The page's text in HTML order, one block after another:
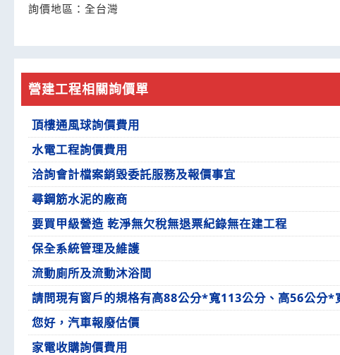
詢價地區： 全台灣
營建工程相關詢價單
頂樓通風球詢價費用
水電工程詢價費用
洽詢會計檔案銷毀委託服務及報價事宜
尋鋼筋水泥的廠商
要買甲級營造 乾淨無欠稅無退票紀錄無在建工程
保全系統管理及維護
流動廁所及流動沐浴間
請問現有窗戶的規格有高88公分*寬113公分、高56公分*
您好，汽車報廢估價
家電收購詢價費用